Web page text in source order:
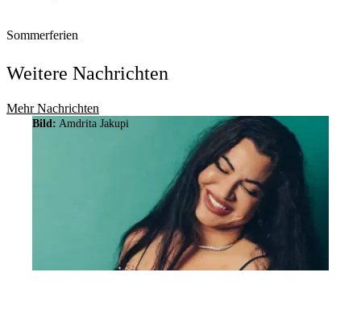
Sommerferien
Weitere Nachrichten
Mehr Nachrichten
Bild: Amdrita Jakupi